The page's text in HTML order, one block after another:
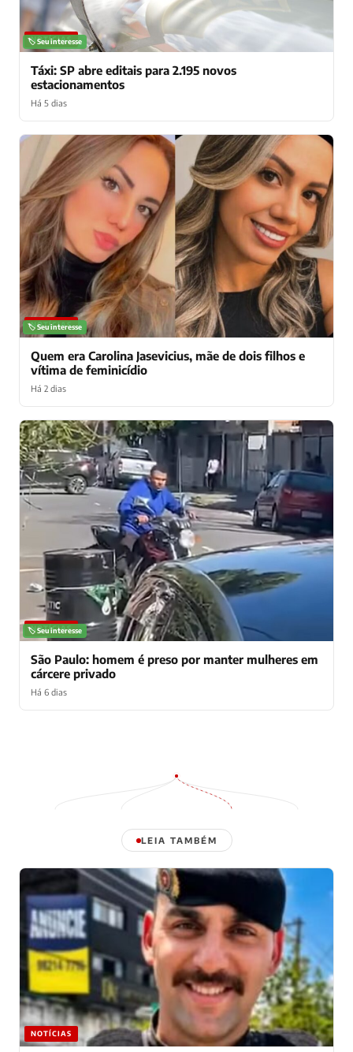
NOTÍCIAS
🏷️ Seu interesse
Táxi: SP abre editais para 2.195 novos
estacionamentos
Há 5 dias
NOTÍCIAS
🏷️ Seu interesse
Quem era Carolina Jasevicius, mãe de dois filhos e
vítima de feminicídio
Há 2 dias
NOTÍCIAS
🏷️ Seu interesse
São Paulo: homem é preso por manter mulheres em
cárcere privado
Há 6 dias
LEIA TAMBÉM
NOTÍCIAS